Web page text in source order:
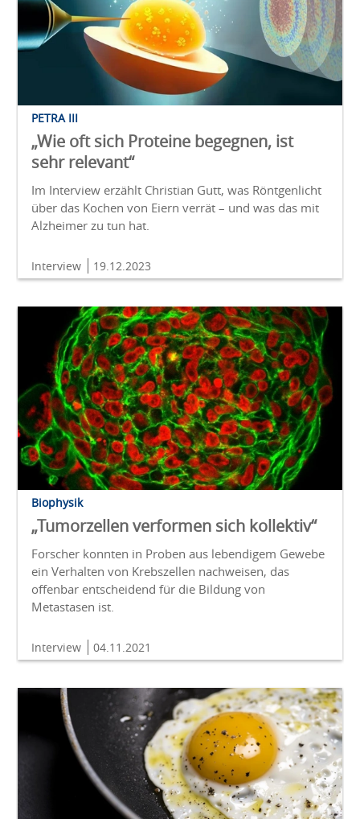
PETRA III
„Wie oft sich Proteine begegnen, ist
sehr relevant“
Im Interview erzählt Christian Gutt, was Röntgenlicht
über das Kochen von Eiern verrät – und was das mit
Alzheimer zu tun hat.
Interview 19.12.2023
Biophysik
„Tumorzellen verformen sich kollektiv“
Forscher konnten in Proben aus lebendigem Gewebe
ein Verhalten von Krebszellen nachweisen, das
offenbar entscheidend für die Bildung von
Metastasen ist.
Interview 04.11.2021